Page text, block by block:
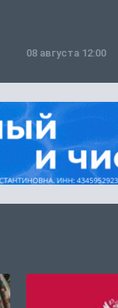
08 августа 12:00